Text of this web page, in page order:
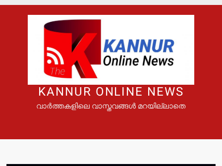
KANNUR ONLINE NEWS
വാർത്തകളിലെ വാസ്തവങ്ങൾ മറയില്ലാതെ